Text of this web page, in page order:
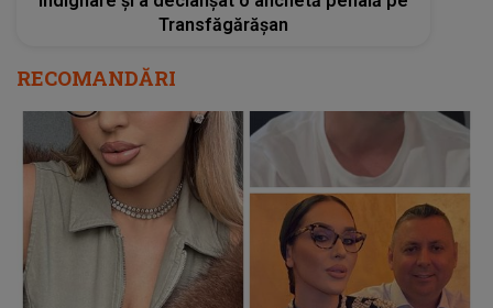
Transfăgărășan
RECOMANDĂRI